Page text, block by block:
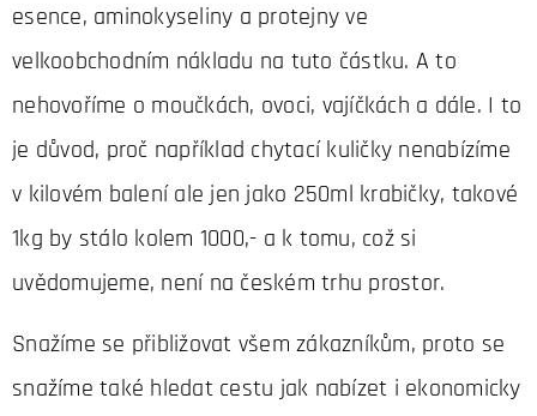
esence, aminokyseliny a protejny ve
velkoobchodním nákladu na tuto částku. A to
nehovoříme o moučkách, ovoci, vajíčkách a dále. I to
je důvod, proč například chytací kuličky nenabízíme
v kilovém balení ale jen jako 250ml krabičky, takové
1kg by stálo kolem 1000,- a k tomu, což si
uvědomujeme, není na českém trhu prostor.
Snažíme se přibližovat všem zákazníkům, proto se
snažíme také hledat cestu jak nabízet i ekonomicky